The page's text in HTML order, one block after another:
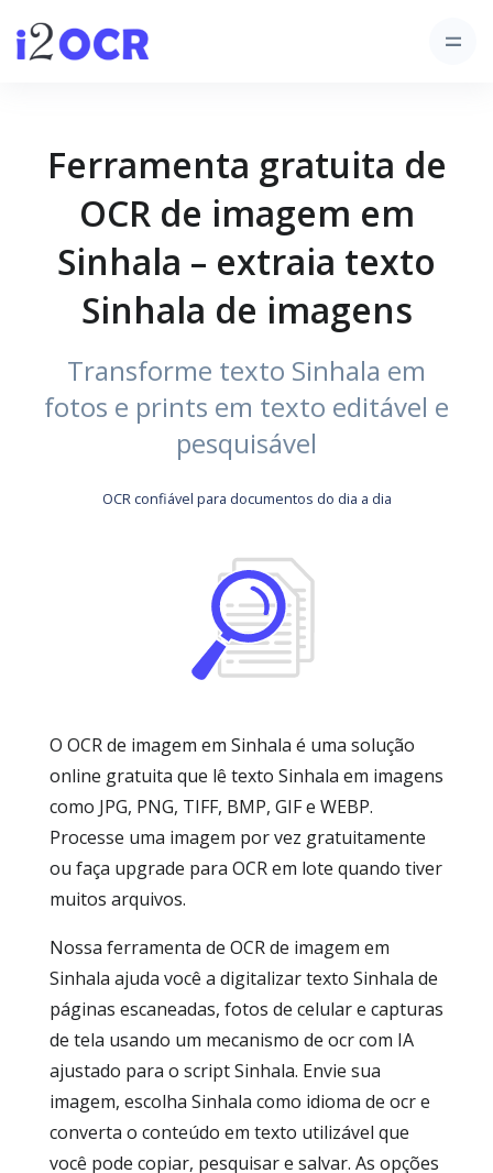
Ferramenta gratuita de
OCR de imagem em
Sinhala – extraia texto
Sinhala de imagens
Transforme texto Sinhala em
fotos e prints em texto editável e
pesquisável
OCR confiável para documentos do dia a dia
O OCR de imagem em Sinhala é uma solução
online gratuita que lê texto Sinhala em imagens
como JPG, PNG, TIFF, BMP, GIF e WEBP.
Processe uma imagem por vez gratuitamente
ou faça upgrade para OCR em lote quando tiver
muitos arquivos.
Nossa ferramenta de OCR de imagem em
Sinhala ajuda você a digitalizar texto Sinhala de
páginas escaneadas, fotos de celular e capturas
de tela usando um mecanismo de ocr com IA
ajustado para o script Sinhala. Envie sua
imagem, escolha Sinhala como idioma de ocr e
converta o conteúdo em texto utilizável que
você pode copiar, pesquisar e salvar. As opções